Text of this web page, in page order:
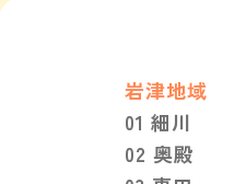
岩津地域
01 細川
02 奥殿